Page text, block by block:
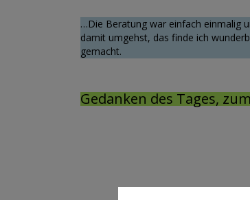
…Die Beratung war einfach einmalig
damit umgehst, das finde ich
gemacht.
Gedanken des Tages,